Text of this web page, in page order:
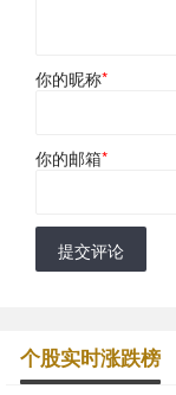
你的昵称*
你的邮箱*
提交评论
个股实时涨跌榜